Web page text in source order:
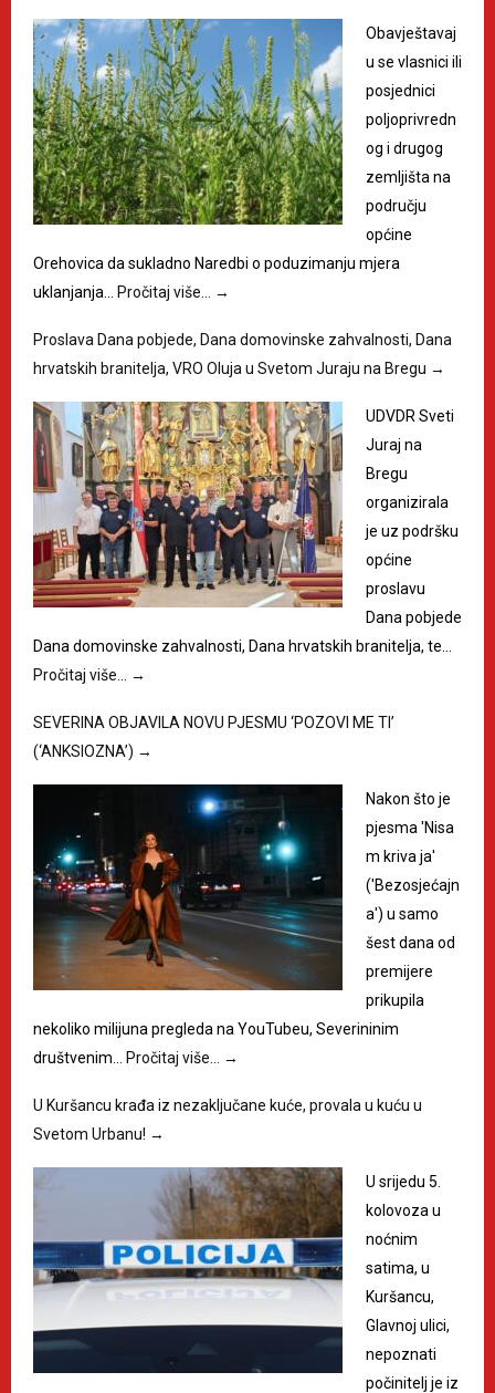
Obavještavaj
u se vlasnici ili
posjednici
poljoprivredn
og i drugog
zemljišta na
području
općine
Orehovica da sukladno Naredbi o poduzimanju mjera
uklanjanja…
Pročitaj više… →
Proslava Dana pobjede, Dana domovinske zahvalnosti, Dana
hrvatskih branitelja, VRO Oluja u Svetom Juraju na Bregu →
UDVDR Sveti
Juraj na
Bregu
organizirala
je uz podršku
općine
proslavu
Dana pobjede
Dana domovinske zahvalnosti, Dana hrvatskih branitelja, te…
Pročitaj više…
→
SEVERINA OBJAVILA NOVU PJESMU ‘POZOVI ME TI’
(‘ANKSIOZNA’) →
Nakon što je
pjesma 'Nisa
m kriva ja'
('Bezosjećajn
a') u samo
šest dana od
premijere
prikupila
nekoliko milijuna pregleda na YouTubeu, Severininim
društvenim…
Pročitaj više… →
U Kuršancu krađa iz nezaključane kuće, provala u kuću u
Svetom Urbanu! →
U srijedu 5.
kolovoza u
noćnim
satima, u
Kuršancu,
Glavnoj ulici,
nepoznati
počinitelj je iz